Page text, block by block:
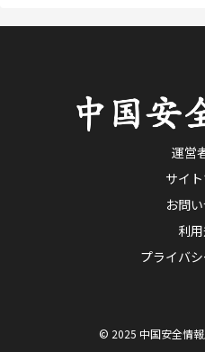
運営
サイ
お問
利
プライバ
© 2025 中国安全情